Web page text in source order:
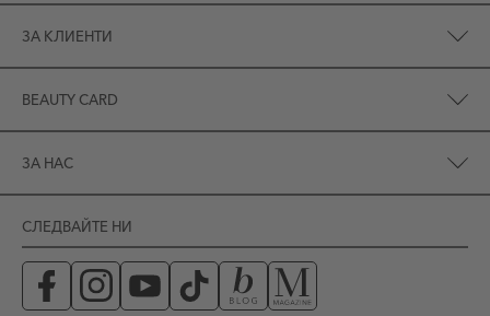
ЗА КЛИЕНТИ
BEAUTY CARD
ЗА НАС
СЛЕДВАЙТЕ НИ